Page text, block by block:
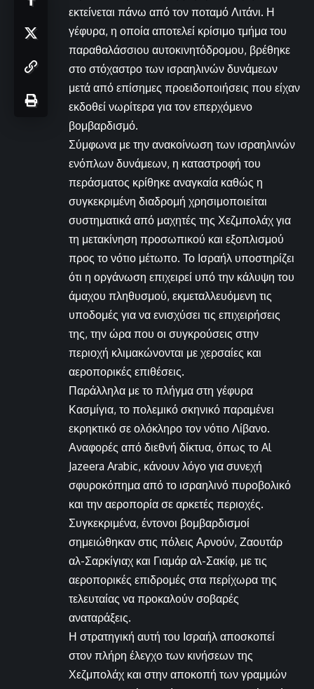
εκτείνεται πάνω από τον ποταμό Λιτάνι. Η
γέφυρα, η οποία αποτελεί κρίσιμο τμήμα του
παραθαλάσσιου αυτοκινητόδρομου, βρέθηκε
στο στόχαστρο των ισραηλινών δυνάμεων
μετά από επίσημες προειδοποιήσεις που είχαν
εκδοθεί νωρίτερα για τον επερχόμενο
βομβαρδισμό.
Σύμφωνα με την ανακοίνωση των ισραηλινών
ενόπλων δυνάμεων, η καταστροφή του
περάσματος κρίθηκε αναγκαία καθώς η
συγκεκριμένη διαδρομή χρησιμοποιείται
συστηματικά από μαχητές της Χεζμπολάχ για
τη μετακίνηση προσωπικού και εξοπλισμού
προς το νότιο μέτωπο. Το Ισραήλ υποστηρίζει
ότι η οργάνωση επιχειρεί υπό την κάλυψη του
άμαχου πληθυσμού, εκμεταλλευόμενη τις
υποδομές για να ενισχύσει τις επιχειρήσεις
της, την ώρα που οι συγκρούσεις στην
περιοχή κλιμακώνονται με χερσαίες και
αεροπορικές επιθέσεις.
Παράλληλα με το πλήγμα στη γέφυρα
Κασμίγια, το πολεμικό σκηνικό παραμένει
εκρηκτικό σε ολόκληρο τον νότιο Λίβανο.
Αναφορές από διεθνή δίκτυα, όπως το Al
Jazeera Arabic, κάνουν λόγο για συνεχή
σφυροκόπημα από το ισραηλινό πυροβολικό
και την αεροπορία σε αρκετές περιοχές.
Συγκεκριμένα, έντονοι βομβαρδισμοί
σημειώθηκαν στις πόλεις Αρνούν, Ζαουτάρ
αλ-Σαρκίγιαχ και Γιαμάρ αλ-Σακίφ, με τις
αεροπορικές επιδρομές στα περίχωρα της
τελευταίας να προκαλούν σοβαρές
αναταράξεις.
Η στρατηγική αυτή του Ισραήλ αποσκοπεί
στον πλήρη έλεγχο των κινήσεων της
Χεζμπολάχ και στην αποκοπή των γραμμών